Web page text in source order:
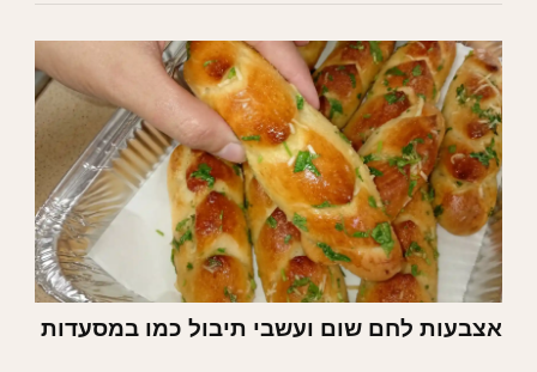
אצבעות לחם שום ועשבי תיבול כמו במסעדות